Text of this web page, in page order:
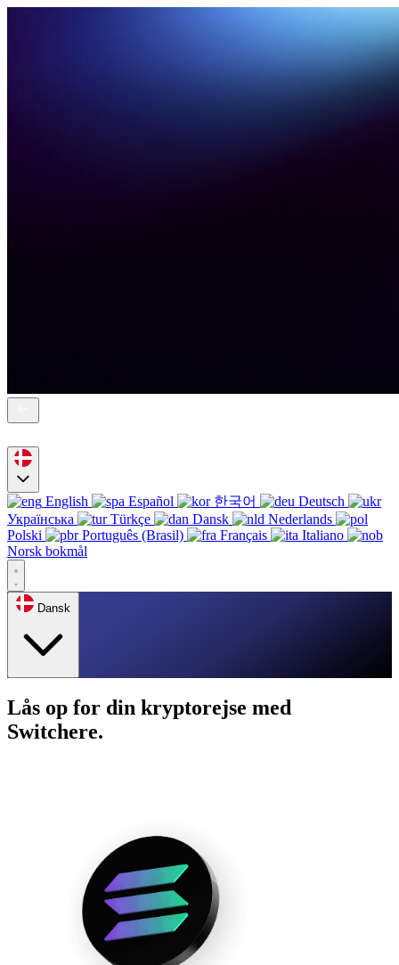
English Español 한국어
Deutsch
Українська
Türkçe Dansk
Nederlands
Polski
Português (Brasil) Français
Italiano
Norsk bokmål
Dansk
Lås op for din kryptorejse med
Switchere.